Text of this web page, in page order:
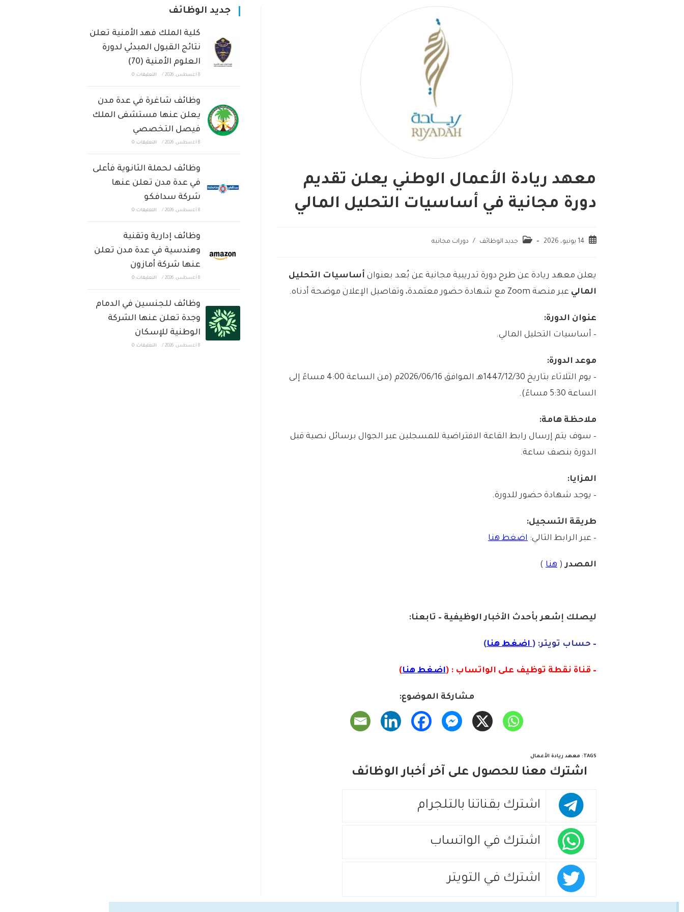
معهد ريادة الأعمال الوطني يعلن تقديم
دورة مجانية في أساسيات التحليل المالي
14 يونيو، 2026 جديد الوظائف / دورات مجانيه
يعلن معهد ريادة عن طرح دورة تدريبية مجانية عن بُعد بعنوان أساسيات التحليل
المالي عبر منصة Zoom مع شهادة حضور معتمدة، وتفاصيل الإعلان موضحة أدناه.
عنوان الدورة:
– أساسيات التحليل المالي.
موعد الدورة:
– يوم الثلاثاء بتاريخ 1447/12/30هـ الموافق 2026/06/16م (من الساعة 4:00 مساءً إلى
الساعة 5:30 مساءً).
ملاحظة هامة:
– سوف يتم إرسال رابط القاعة الافتراضية للمسجلين عبر الجوال برسائل نصية قبل
الدورة بنصف ساعة.
المزايا:
– يوجد شهادة حضور للدورة.
طريقة التسجيل:
– عبر الرابط التالي: اضغط هنا
المصدر( هنا )
ليصلك إشعربأحدث الأخبار الوظيفية – تابعنا:
– حساب تويتر: (اضغط هنا)
– قناة نقطة توظيف على الواتساب : (اضغط هنا)
مشاركة الموضوع:
TAGS
: معهد ريادة الأعمال
اشترك معنا للحصول على آخر أخبار الوظائف
اشترك بقناتنا بالتلجرام
اشترك في الواتساب
اشترك في التويتر
جديد الوظائف
كلية الملك فهد الأمنية تعلن
نتائج القبول المبدئي لدورة
العلوم الأمنية (70)
8 أغسطس، 2026 / التعليقات: 0
وظائف شاغرة في عدة مدن
يعلن عنها مستشفى الملك
فيصل التخصصي
8 أغسطس، 2026 / التعليقات: 0
وظائف لحملة الثانوية فأعلى
في عدة مدن تعلن عنها
شركة سدافكو
8 أغسطس، 2026 / التعليقات: 0
وظائف إدارية وتقنية
وهندسية في عدة مدن تعلن
عنها شركة أمازون
8 أغسطس، 2026 / التعليقات: 0
وظائف للجنسين في الدمام
وجدة تعلن عنها الشركة
الوطنية للإسكان
8 أغسطس، 2026 / التعليقات: 0